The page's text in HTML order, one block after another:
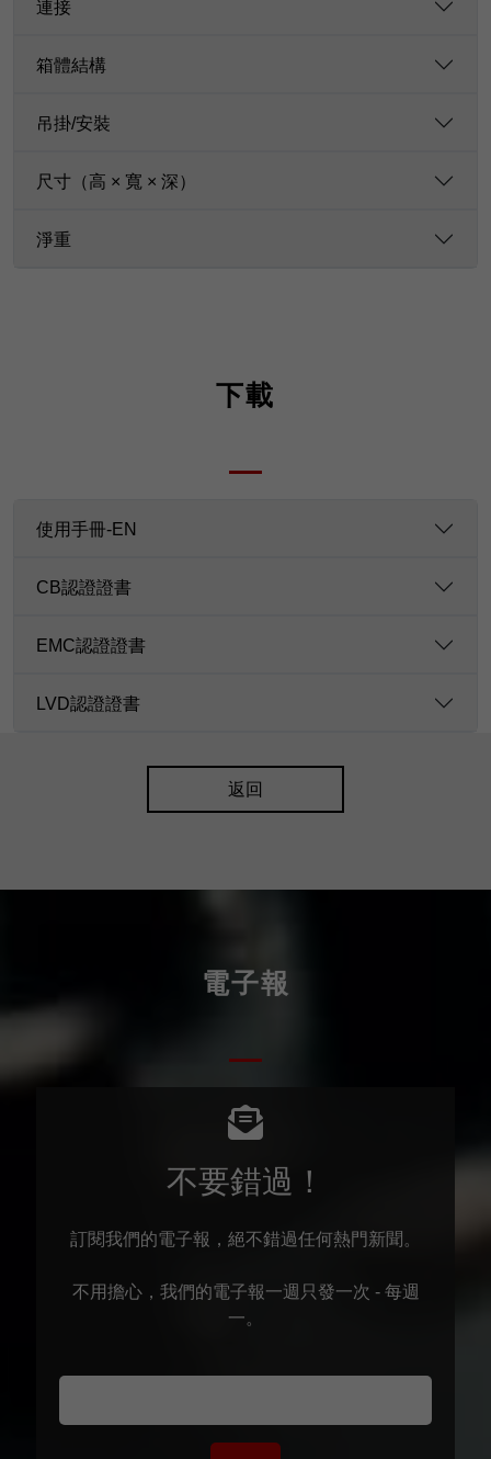
連接
箱體結構
吊掛/安裝
尺寸（高 × 寬 × 深）
淨重
下載
使用手冊-EN
CB認證證書
EMC認證證書
LVD認證證書
返回
電子報
不要錯過！
訂閱我們的電子報，絕不錯過任何熱門新聞。
不用擔心，我們的電子報一週只發一次 - 每週
一。